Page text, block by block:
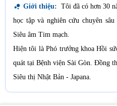
bubble_chart Giới thiệu: Tôi đã có hơn 30
học tập và nghiên cứu chuyên
Siêu âm Tim mạch.
Hiện tôi là Phó trưởng khoa Hồi
quát tại Bệnh viện Sài Gòn. Đồng
Siêu thị Nhật Bản - Japana.